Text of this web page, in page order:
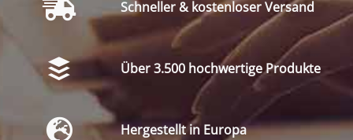
Schneller & kostenloser Versand
Über 3.500 hochwertige Produkte
Hergestellt in Europa